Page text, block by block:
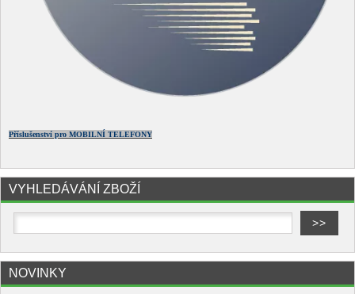
Příslušenství pro MOBILNÍ TELEFONY
VYHLEDÁVÁNÍ ZBOŽÍ
NOVINKY